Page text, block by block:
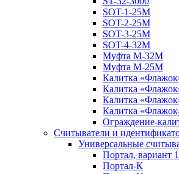
SOT-1-25М
SOT-2-25М
SOT-3-25М
SOT-4-32M
Муфта M-32М
Муфта M-25М
Калитка
Калитка
Калитка
Калитка
Ограждение-
Считыватели и
Универсальные
Портал, вариант
Портал-К